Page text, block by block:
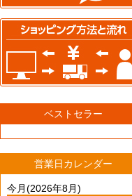
ベストセラー
営業日カレンダー
今月(2026年8月)